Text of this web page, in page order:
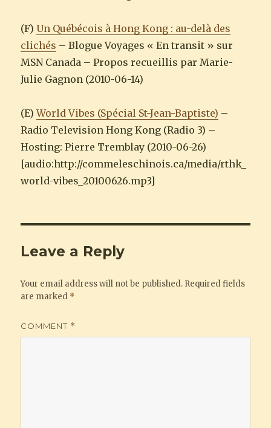
(F) Un Québécois à Hong Kong : au-delà des
clichés – Blogue Voyages « En transit » sur
MSN Canada – Propos recueillis par Marie-
Julie Gagnon (2010-06-14)
(E)World Vibes (Spécial St-Jean-Baptiste) –
Radio Television Hong Kong (Radio 3) –
Hosting: Pierre Tremblay (2010-06-26)
[audio:http://commeleschinois.ca/media/rthk_
world-vibes_20100626.mp3]
Leave a Reply
Your email address will not be published. Required fields
are marked *
COMMENT *